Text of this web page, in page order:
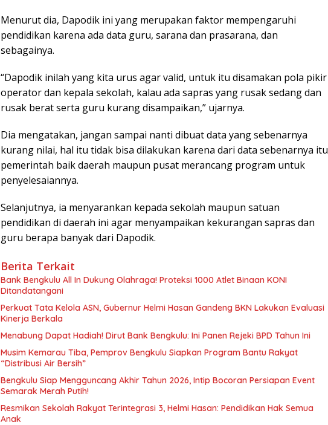
Menurut dia, Dapodik ini yang merupakan faktor mempengaruhi
pendidikan karena ada data guru, sarana dan prasarana, dan
sebagainya.
“Dapodik inilah yang kita urus agar valid, untuk itu disamakan pola pikir
operator dan kepala sekolah, kalau ada sapras yang rusak sedang dan
rusak berat serta guru kurang disampaikan,” ujarnya.
Dia mengatakan, jangan sampai nanti dibuat data yang sebenarnya
kurang nilai, hal itu tidak bisa dilakukan karena dari data sebenarnya itu
pemerintah baik daerah maupun pusat merancang program untuk
penyelesaiannya.
Selanjutnya, ia menyarankan kepada sekolah maupun satuan
pendidikan di daerah ini agar menyampaikan kekurangan sapras dan
guru berapa banyak dari Dapodik.
Berita Terkait
Bank Bengkulu All In Dukung Olahraga! Proteksi 1000 Atlet Binaan KONI
Ditandatangani
Perkuat Tata Kelola ASN, Gubernur Helmi Hasan Gandeng BKN Lakukan Evaluasi
Kinerja Berkala
Menabung Dapat Hadiah! Dirut Bank Bengkulu: Ini Panen Rejeki BPD Tahun Ini
Musim Kemarau Tiba, Pemprov Bengkulu Siapkan Program Bantu Rakyat
“Distribusi Air Bersih”
Bengkulu Siap Mengguncang Akhir Tahun 2026, Intip Bocoran Persiapan Event
Semarak Merah Putih!
Resmikan Sekolah Rakyat Terintegrasi 3, Helmi Hasan: Pendidikan Hak Semua
Anak